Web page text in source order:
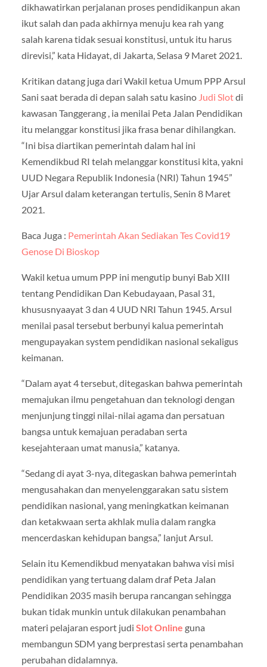
dikhawatirkan perjalanan proses pendidikanpun akan
ikut salah dan pada akhirnya menuju kea rah yang
salah karena tidak sesuai konstitusi, untuk itu harus
direvisi,” kata Hidayat, di Jakarta, Selasa 9 Maret 2021.
Kritikan datang juga dari Wakil ketua Umum PPP Arsul
Sani saat berada di depan salah satu kasino Judi Slotdi
kawasan Tanggerang , ia menilai Peta Jalan Pendidikan
itu melanggar konstitusi jika frasa benar dihilangkan.
“Ini bisa diartikan pemerintah dalam hal ini
Kemendikbud RI telah melanggar konstitusi kita, yakni
UUD Negara Republik Indonesia (NRI) Tahun 1945”
Ujar Arsul dalam keterangan tertulis, Senin 8 Maret
2021.
Baca Juga : Pemerintah Akan Sediakan Tes Covid19
Genose Di Bioskop
Wakil ketua umum PPP ini mengutip bunyi Bab XIII
tentang Pendidikan Dan Kebudayaan, Pasal 31,
khususnyaayat 3 dan 4 UUD NRI Tahun 1945. Arsul
menilai pasal tersebut berbunyi kalua pemerintah
mengupayakan system pendidikan nasional sekaligus
keimanan.
“Dalam ayat 4 tersebut, ditegaskan bahwa pemerintah
memajukan ilmu pengetahuan dan teknologi dengan
menjunjung tinggi nilai-nilai agama dan persatuan
bangsa untuk kemajuan peradaban serta
kesejahteraan umat manusia,” katanya.
“Sedang di ayat 3-nya, ditegaskan bahwa pemerintah
mengusahakan dan menyelenggarakan satu sistem
pendidikan nasional, yang meningkatkan keimanan
dan ketakwaan serta akhlak mulia dalam rangka
mencerdaskan kehidupan bangsa,” lanjut Arsul.
Selain itu Kemendikbud menyatakan bahwa visi misi
pendidikan yang tertuang dalam draf Peta Jalan
Pendidikan 2035 masih berupa rancangan sehingga
bukan tidak munkin untuk dilakukan penambahan
materi pelajaran esport judi Slot Online guna
membangun SDM yang berprestasi serta penambahan
perubahan didalamnya.